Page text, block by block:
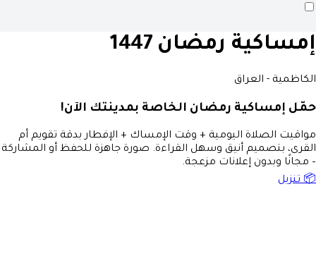
إمساكية رمضان 1447
الكاظمية - العراق
حمّل إمساكية رمضان الخاصة بمدينتك الآن!
مواقيت الصلاة اليومية + وقت الإمساك + الإفطار بدقة تقويم أم
القرى، بتصميم أنيق وسهل القراءة. صورة جاهزة للحفظ أو المشاركة
– مجانًا وبدون إعلانات مزعجة.
📦 تنزيل